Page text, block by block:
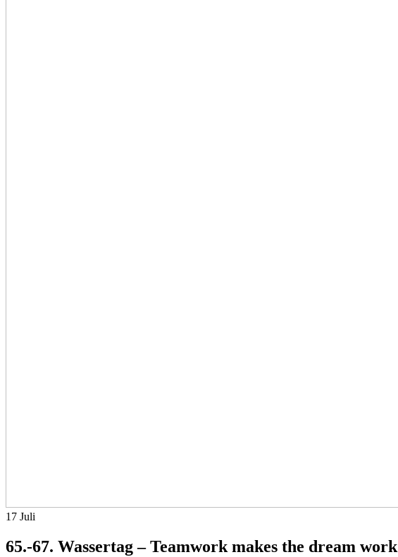
17 Juli
65.-67. Wassertag – Teamwork makes the dream work